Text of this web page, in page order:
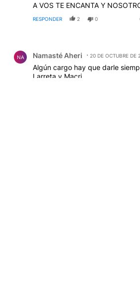
A VOS TE ENCANTA Y
RESPONDER 2 0
NA Namasté Aheri 20 DE OCTUBRE DE
Algún cargo hay que darle
Larreta y Macri.